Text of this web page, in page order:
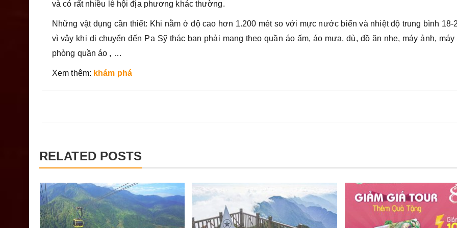
và có rất nhiều lễ hội địa phương khác thường.
Những vật dụng cần thiết: Khi nằm ở độ cao hơn 1.200 mét so với mực nước biển và nhiệt độ trung bình 18-
vì vậy khi di chuyển đến Pa Sỹ thác bạn phải mang theo quần áo ấm, áo mưa, dù, đồ ăn nhẹ, máy ảnh, máy
phòng quần áo , …
Xem thêm: khám phá
RELATED POSTS